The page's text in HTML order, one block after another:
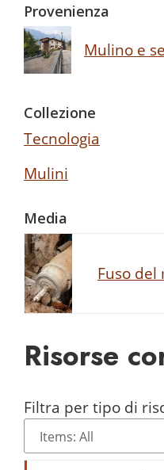
Provenienza
Mulino e
Collezione
Tecnologia
Mulini
Media
Fuso del
Risorse
Filtra per tipo di